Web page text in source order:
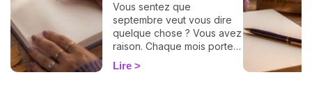
Vous sentez que
septembre veut vous dire
quelque chose ? Vous avez
raison. Chaque mois porte
une vibration rien que pour
vous, et il suffit d'un petit
Lire